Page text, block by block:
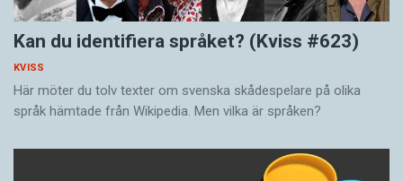
Kan du identifiera språket? (Kviss #623)
KVISS
Här möter du tolv texter om svenska skådespelare på olika
språk hämtade från Wikipedia. Men vilka är språken?